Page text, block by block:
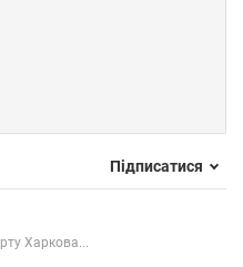
Підписатися
Харкова...